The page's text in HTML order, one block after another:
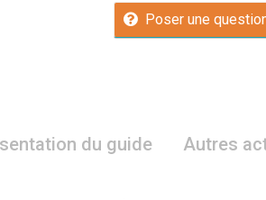
Poser une
du guide Autres